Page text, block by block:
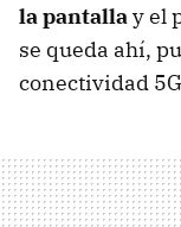
la pantalla y el
se queda ahí,
conectividad